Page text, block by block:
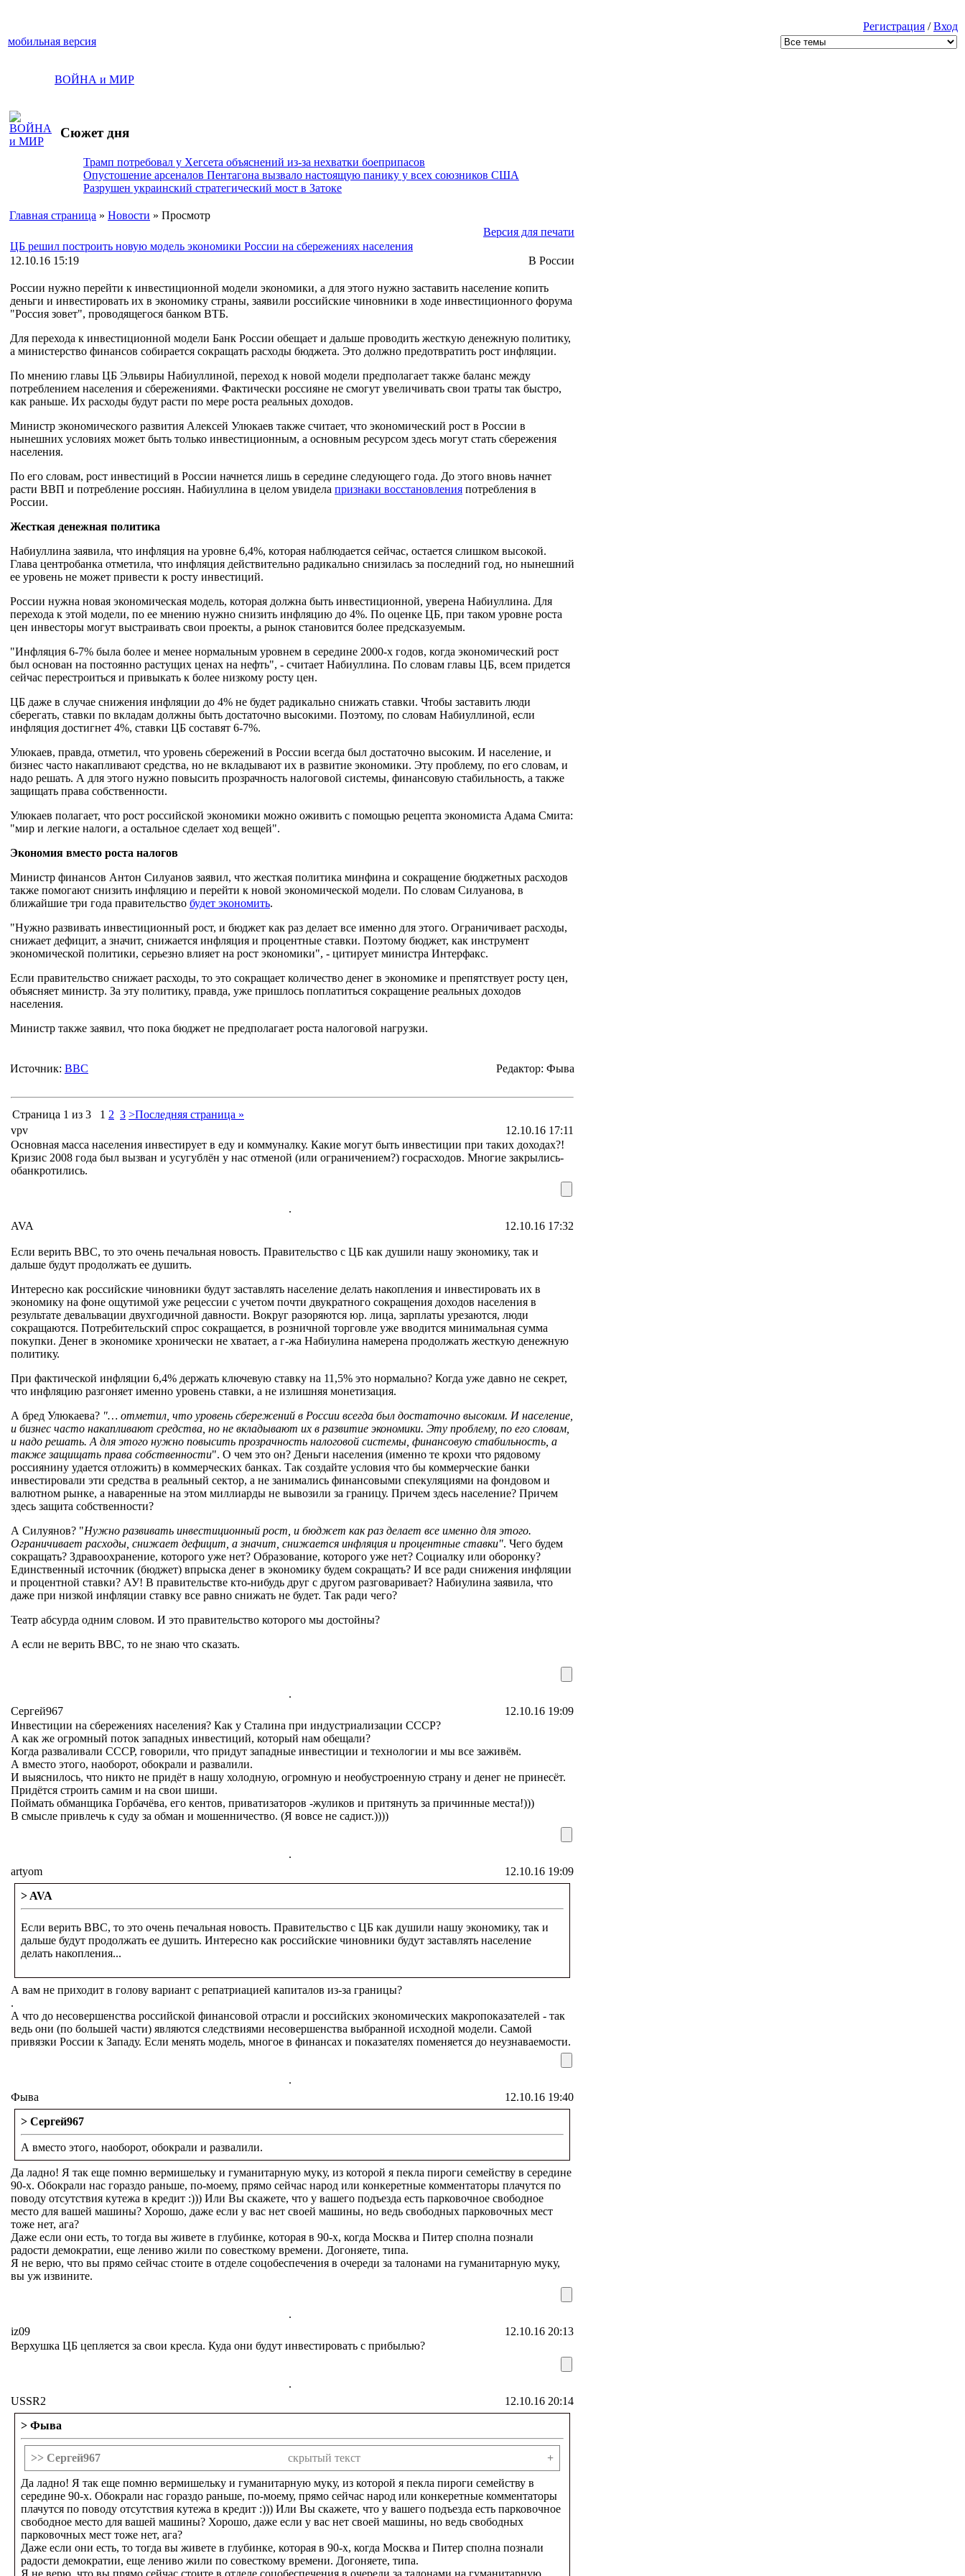
Регистрация /Вход
мобильная версия
ВОЙНА и МИР
Сюжет дня
Трамп потребовал у Хегсета объяснений из-за нехватки боеприпасов
Опустошение арсеналов Пентагона вызвало настоящую панику у всех союзников США
Разрушен украинский стратегический мост в Затоке
Главная страница » Новости » Просмотр
Версия для печати
ЦБ решил построить новую модель экономики России на сбережениях населения
12.10.16 15:19
В России
России нужно перейти к инвестиционной модели экономики, а для этого нужно заставить население копить
деньги и инвестировать их в экономику страны, заявили российские чиновники в ходе инвестиционного форума
"Россия зовет", проводящегося банком ВТБ.
Для перехода к инвестиционной модели Банк России обещает и дальше проводить жесткую денежную политику,
а министерство финансов собирается сокращать расходы бюджета. Это должно предотвратить рост инфляции.
По мнению главы ЦБ Эльвиры Набиуллиной, переход к новой модели предполагает также баланс между
потреблением населения и сбережениями. Фактически россияне не смогут увеличивать свои траты так быстро,
как раньше. Их расходы будут расти по мере роста реальных доходов.
Министр экономического развития Алексей Улюкаев также считает, что экономический рост в России в
нынешних условиях может быть только инвестиционным, а основным ресурсом здесь могут стать сбережения
населения.
По его словам, рост инвестиций в России начнется лишь в середине следующего года. До этого вновь начнет
расти ВВП и потребление россиян. Набиуллина в целом увидела признаки восстановления потребления в
России.
Жесткая денежная политика
Набиуллина заявила, что инфляция на уровне 6,4%, которая наблюдается сейчас, остается слишком высокой.
Глава центробанка отметила, что инфляция действительно радикально снизилась за последний год, но нынешний
ее уровень не может привести к росту инвестиций.
России нужна новая экономическая модель, которая должна быть инвестиционной, уверена Набиуллина. Для
перехода к этой модели, по ее мнению нужно снизить инфляцию до 4%. По оценке ЦБ, при таком уровне роста
цен инвесторы могут выстраивать свои проекты, а рынок становится более предсказуемым.
"Инфляция 6-7% была более и менее нормальным уровнем в середине 2000-х годов, когда экономический рост
был основан на постоянно растущих ценах на нефть", - считает Набиуллина. По словам главы ЦБ, всем придется
сейчас перестроиться и привыкать к более низкому росту цен.
ЦБ даже в случае снижения инфляции до 4% не будет радикально снижать ставки. Чтобы заставить люди
сберегать, ставки по вкладам должны быть достаточно высокими. Поэтому, по словам Набиуллиной, если
инфляция достигнет 4%, ставки ЦБ составят 6-7%.
Улюкаев, правда, отметил, что уровень сбережений в России всегда был достаточно высоким. И население, и
бизнес часто накапливают средства, но не вкладывают их в развитие экономики. Эту проблему, по его словам, и
надо решать. А для этого нужно повысить прозрачность налоговой системы, финансовую стабильность, а также
защищать права собственности.
Улюкаев полагает, что рост российской экономики можно оживить с помощью рецепта экономиста Адама Смита:
"мир и легкие налоги, а остальное сделает ход вещей".
Экономия вместо роста налогов
Министр финансов Антон Силуанов заявил, что жесткая политика минфина и сокращение бюджетных расходов
также помогают снизить инфляцию и перейти к новой экономической модели. По словам Силуанова, в
ближайшие три года правительство будет экономить.
"Нужно развивать инвестиционный рост, и бюджет как раз делает все именно для этого. Ограничивает расходы,
снижает дефицит, а значит, снижается инфляция и процентные ставки. Поэтому бюджет, как инструмент
экономической политики, серьезно влияет на рост экономики", - цитирует министра Интерфакс.
Если правительство снижает расходы, то это сокращает количество денег в экономике и препятствует росту цен,
объясняет министр. За эту политику, правда, уже пришлось поплатиться сокращение реальных доходов
населения.
Министр также заявил, что пока бюджет не предполагает роста налоговой нагрузки.
Источник: BBC Редактор: Фыва
Страница 1 из 3 1 2 3 >Последняя страница »
vpv
12.10.16 17:11
Основная масса населения инвестирует в еду и коммуналку. Какие могут быть инвестиции при таких доходах?!
Кризис 2008 года был вызван и усугублён у нас отменой (или ограничением?) госрасходов. Многие закрылись-
обанкротились.
.
AVA
12.10.16 17:32
Если верить ВВС, то это очень печальная новость. Правительство с ЦБ как душили нашу экономику, так и
дальше будут продолжать ее душить.
Интересно как российские чиновники будут заставлять население делать накопления и инвестировать их в
экономику на фоне ощутимой уже рецессии с учетом почти двукратного сокращения доходов населения в
результате девальвации двухгодичной давности. Вокруг разоряются юр. лица, зарплаты урезаются, люди
сокращаются. Потребительский спрос сокращается, в розничной торговле уже вводится минимальная сумма
покупки. Денег в экономике хронически не хватает, а г-жа Набиулина намерена продолжать жесткую денежную
политику.
При фактической инфляции 6,4% держать ключевую ставку на 11,5% это нормально? Когда уже давно не секрет,
что инфляцию разгоняет именно уровень ставки, а не излишняя монетизация.
А бред Улюкаева? "… отметил, что уровень сбережений в России всегда был достаточно высоким. И население,
и бизнес часто накапливают средства, но не вкладывают их в развитие экономики. Эту проблему, по его словам,
и надо решать. А для этого нужно повысить прозрачность налоговой системы, финансовую стабильность, а
также защищать права собственности". О чем это он? Деньги населения (именно те крохи что рядовому
россиянину удается отложить) в коммерческих банках. Так создайте условия что бы коммерческие банки
инвестировали эти средства в реальный сектор, а не занимались финансовыми спекуляциями на фондовом и
валютном рынке, а наваренные на этом миллиарды не вывозили за границу. Причем здесь население? Причем
здесь защита собственности?
А Силуянов? "Нужно развивать инвестиционный рост, и бюджет как раз делает все именно для этого.
Ограничивает расходы, снижает дефицит, а значит, снижается инфляция и процентные ставки". Чего будем
сокращать? Здравоохранение, которого уже нет? Образование, которого уже нет? Социалку или оборонку?
Единственный источник (бюджет) впрыска денег в экономику будем сокращать? И все ради снижения инфляции
и процентной ставки? АУ! В правительстве кто-нибудь друг с другом разговаривает? Набиулина заявила, что
даже при низкой инфляции ставку все равно снижать не будет. Так ради чего?
Театр абсурда одним словом. И это правительство которого мы достойны?
А если не верить ВВС, то не знаю что сказать.
.
Сергей967
12.10.16 19:09
Инвестиции на сбережениях населения? Как у Сталина при индустриализации СССР?
А как же огромный поток западных инвестиций, который нам обещали?
Когда разваливали СССР, говорили, что придут западные инвестиции и технологии и мы все заживём.
А вместо этого, наоборот, обокрали и развалили.
И выяснилось, что никто не придёт в нашу холодную, огромную и необустроенную страну и денег не принесёт.
Придётся строить самим и на свои шиши.
Поймать обманщика Горбачёва, его кентов, приватизаторов -жуликов и притянуть за причинные места!)))
В смысле привлечь к суду за обман и мошенничество. (Я вовсе не садист.))))
.
artyom
12.10.16 19:09
> AVA
Если верить ВВС, то это очень печальная новость. Правительство с ЦБ как душили нашу экономику, так и
дальше будут продолжать ее душить. Интересно как российские чиновники будут заставлять население
делать накопления...
А вам не приходит в голову вариант с репатриацией капиталов из-за границы?
.
А что до несовершенства российской финансовой отрасли и российских экономических макропоказателей - так
ведь они (по большей части) являются следствиями несовершенства выбранной исходной модели. Самой
привязки России к Западу. Если менять модель, многое в финансах и показателях поменяется до неузнаваемости.
.
Фыва
12.10.16 19:40
> Сергей967
А вместо этого, наоборот, обокрали и развалили.
Да ладно! Я так еще помню вермишельку и гуманитарную муку, из которой я пекла пироги семейству в середине
90-х. Обокрали нас гораздо раньше, по-моему, прямо сейчас народ или конкеретные комментаторы плачутся по
поводу отсутствия кутежа в кредит :))) Или Вы скажете, что у вашего подъезда есть парковочное свободное
место для вашей машины? Хорошо, даже если у вас нет своей машины, но ведь свободных парковочных мест
тоже нет, ага?
Даже если они есть, то тогда вы живете в глубинке, которая в 90-х, когда Москва и Питер сполна познали
радости демократии, еще лениво жили по совесткому времени. Догоняете, типа.
Я не верю, что вы прямо сейчас стоите в отделе соцобеспечения в очереди за талонами на гуманитарную муку,
вы уж извините.
.
iz09
12.10.16 20:13
Верхушка ЦБ цепляется за свои кресла. Куда они будут инвестировать с прибылью?
.
USSR2
12.10.16 20:14
> Фыва
>> Сергей967 скрытый текст +
Да ладно! Я так еще помню вермишельку и гуманитарную муку, из которой я пекла пироги семейству в
середине 90-х. Обокрали нас гораздо раньше, по-моему, прямо сейчас народ или конкеретные комментаторы
плачутся по поводу отсутствия кутежа в кредит :))) Или Вы скажете, что у вашего подъезда есть парковочное
свободное место для вашей машины? Хорошо, даже если у вас нет своей машины, но ведь свободных
парковочных мест тоже нет, ага?
Даже если они есть, то тогда вы живете в глубинке, которая в 90-х, когда Москва и Питер сполна познали
радости демократии, еще лениво жили по совесткому времени. Догоняете, типа.
Я не верю, что вы прямо сейчас стоите в отделе соцобеспечения в очереди за талонами на гуманитарную